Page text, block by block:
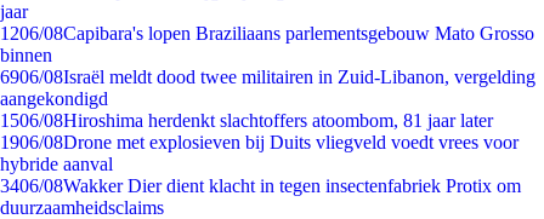
jaar
1206/08Capibara's lopen Braziliaans parlementsgebouw Mato Grosso
binnen
6906/08Israël meldt dood twee militairen in Zuid-Libanon, vergelding
aangekondigd
1506/08Hiroshima herdenkt slachtoffers atoombom, 81 jaar later
1906/08Drone met explosieven bij Duits vliegveld voedt vrees voor
hybride aanval
3406/08Wakker Dier dient klacht in tegen insectenfabriek Protix om
duurzaamheidsclaims